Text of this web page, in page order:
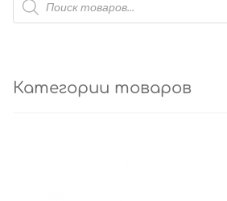
товаров
Категории товаров